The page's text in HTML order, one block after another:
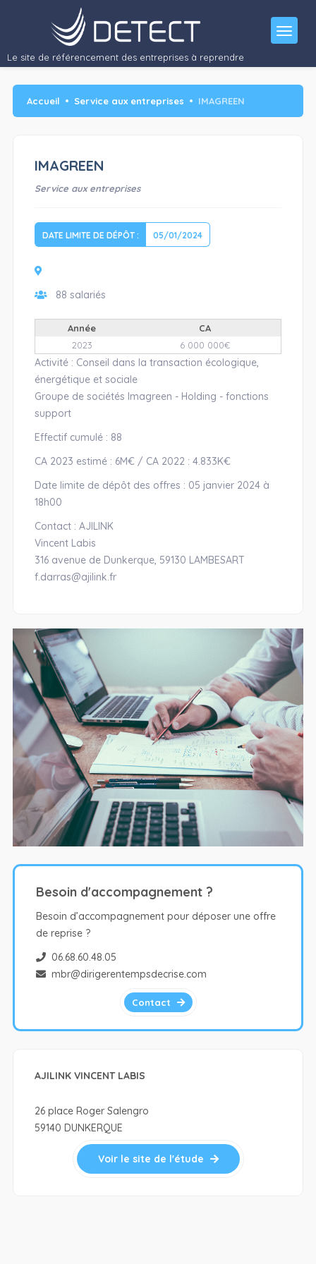
Le site de référencement des entreprises à reprendre
Accueil Service aux entreprises IMAGREEN
IMAGREEN
Service aux entreprises
DATE LIMITE DE DÉPÔT : 05/01/2024
88 salariés
Année
CA
2023
6 000 000€
Activité : Conseil dans la transaction écologique,
énergétique et sociale
Groupe de sociétés Imagreen - Holding - fonctions
support
Effectif cumulé : 88
CA 2023 estimé : 6M€ / CA 2022 : 4.833K€
Date limite de dépôt des offres : 05 janvier 2024 à
18h00
Contact : AJILINK
Vincent Labis
316 avenue de Dunkerque, 59130 LAMBESART
f.darras@ajilink.fr
Besoin d'accompagnement ?
Besoin d’accompagnement pour déposer une offre
de reprise ?
06.68.60.48.05
mbr@dirigerentempsdecrise.com
Contact
AJILINK VINCENT LABIS
26 place Roger Salengro
59140 DUNKERQUE
Voir le site de l'étude